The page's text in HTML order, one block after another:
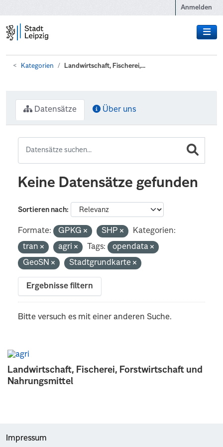
Anmelden
Kategorien Landwirtschaft, Fischerei,...
Landwirtschaft, Fischerei, Forstwirtschaft und
Nahrungsmittel
Datensätze Über uns
Keine Datensätze gefunden
Sortieren nach
Formate: GPKG SHP
Kategorien:
tran
agri Tags:
opendata
GeoSN
Stadtgrundkarte
Ergebnisse filtern
Bitte versuch es mit einer anderen Suche.
Impressum